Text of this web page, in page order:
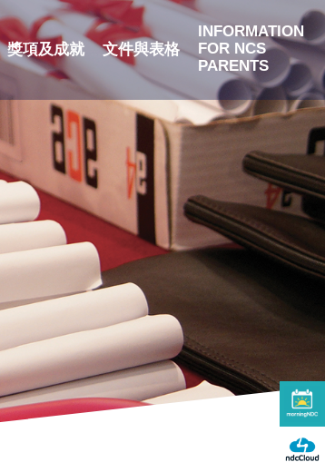
獎項及成就 文件與表格
INFORMATION
FOR NCS
PARENTS